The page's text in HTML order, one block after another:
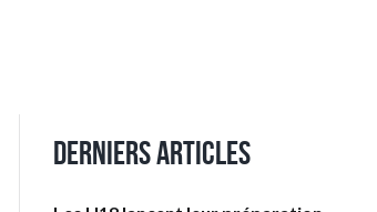
Derniers articles